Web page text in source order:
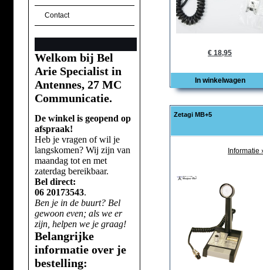
Contact
Welkom bij Bel
Arie Specialist in
Antennes, 27 MC
Communicatie.
De winkel is geopend op
afspraak!
Heb je vragen of wil je
langskomen? Wij zijn van
maandag tot en met
zaterdag bereikbaar.
Bel direct:
06 20173543.
Ben je in de buurt? Bel
gewoon even; als we er
zijn, helpen we je graag!
Belangrijke
informatie over je
bestelling:
€ 18,95
In winkelwagen
Zetagi MB+5
Informatie